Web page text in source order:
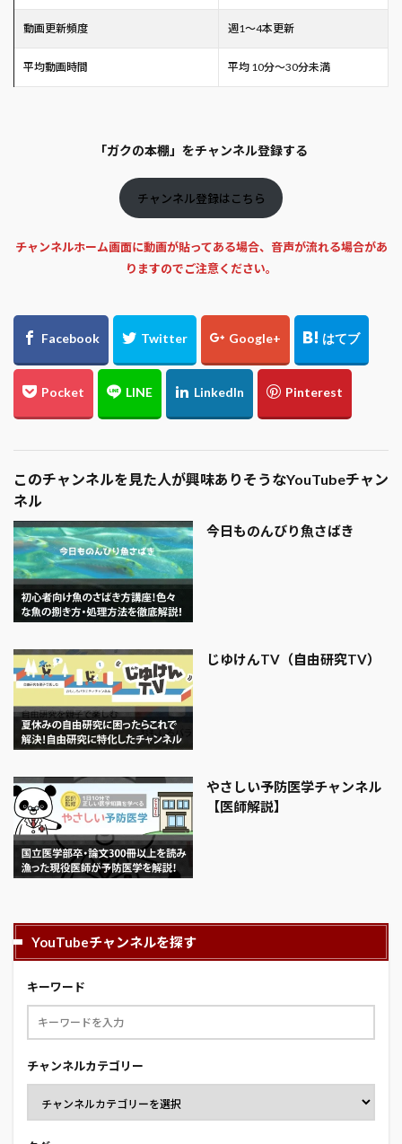
動画更新頻度 週1～4本更新
平均動画時間 平均 10分～30分未満
「ガクの本棚」をチャンネル登録する
チャンネル登録はこちら
チャンネルホーム画面に動画が貼ってある場合、音声が流れる場合があ
りますのでご注意ください。
このチャンネルを見た人が興味ありそうなYouTubeチャン
ネル
今日ものんびり魚さばき
じゆけんTV（自由研究TV）
やさしい予防医学チャンネル
【医師解説】
YouTubeチャンネルを探す
キーワード
チャンネルカテゴリー